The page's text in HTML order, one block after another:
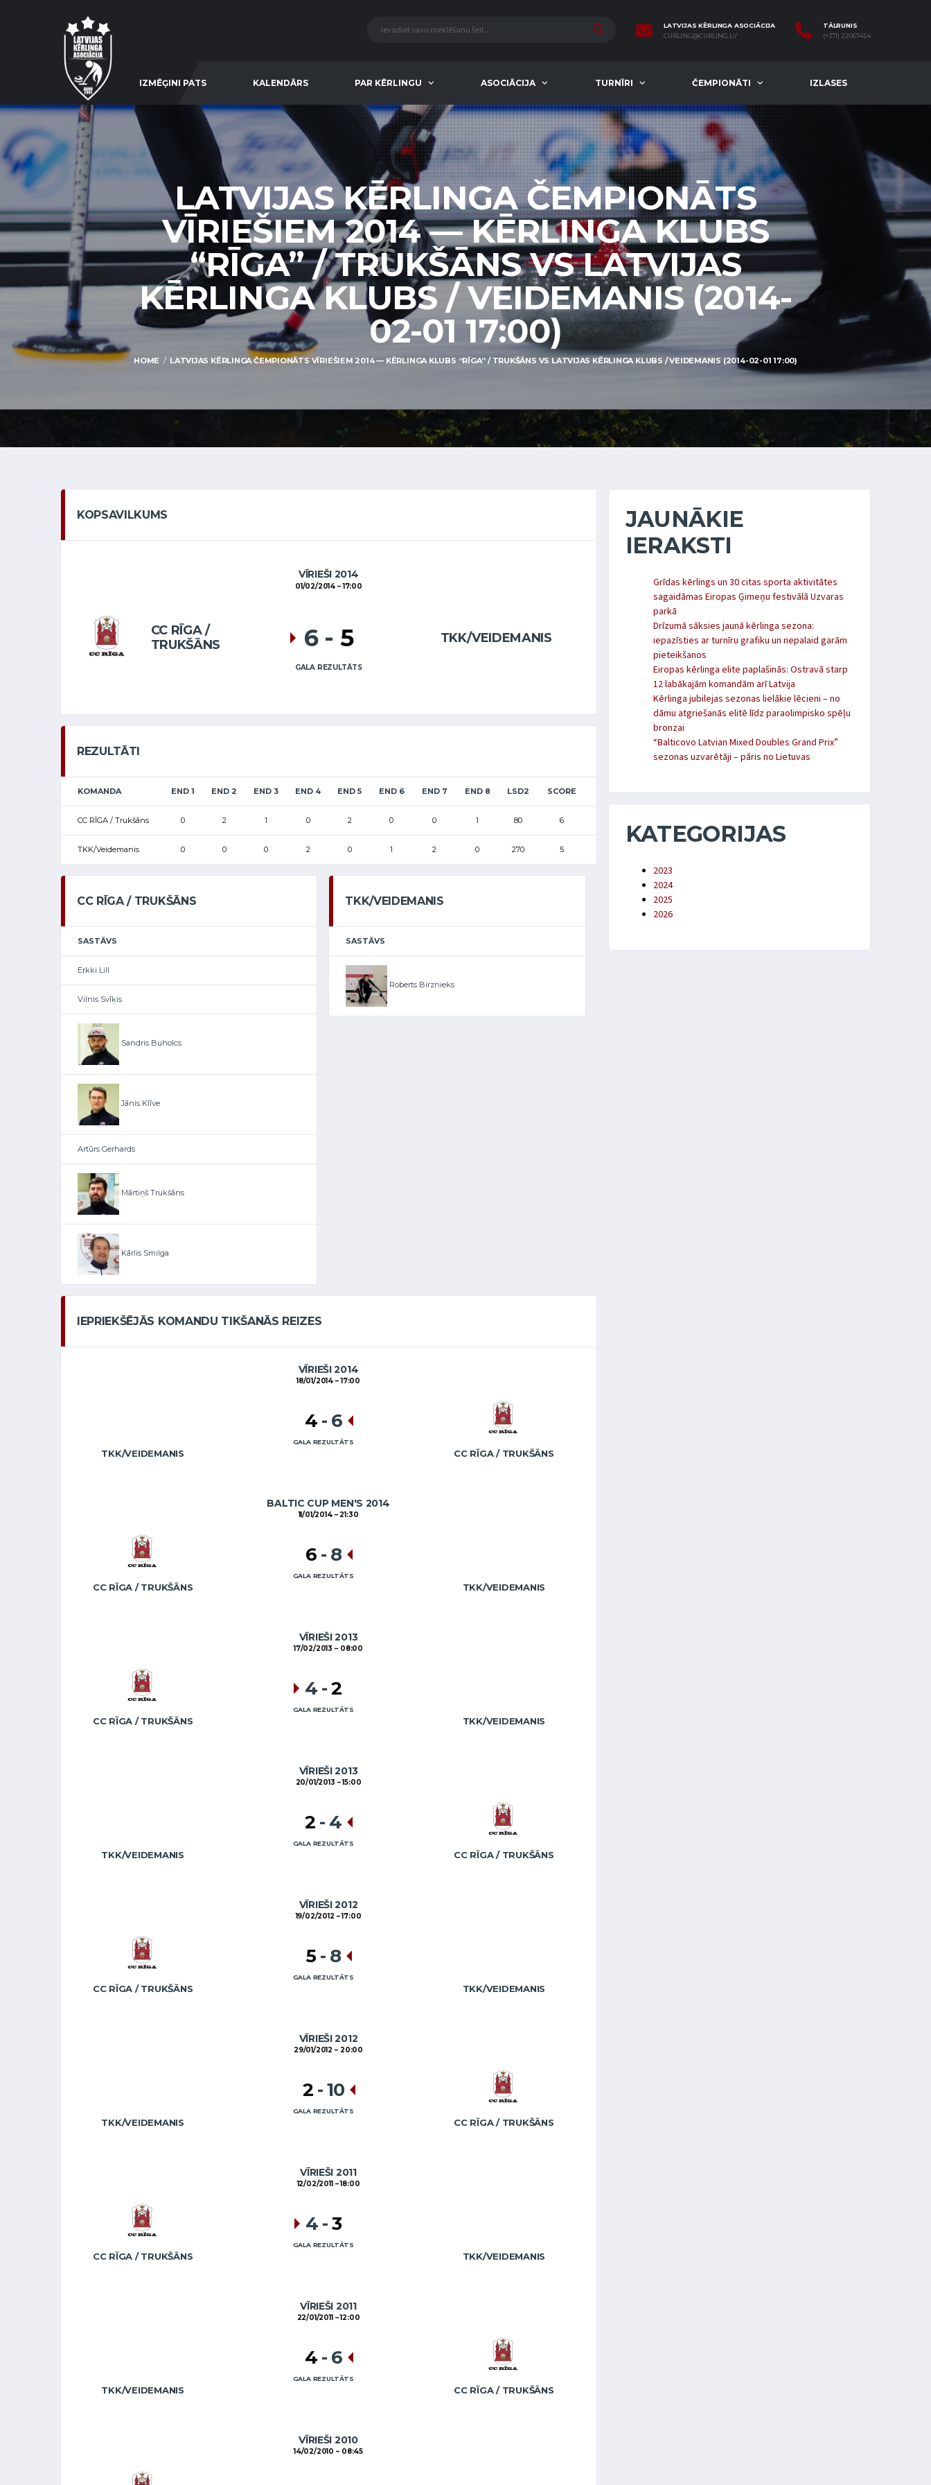
LATVIJAS KĒRLINGA ASOCIĀCIJA
CURLING@CURLING.LV
TĀLRUNIS
(+371) 22067454
IZMĒĢINI PATS KALENDĀRS PAR KĒRLINGU ASOCIĀCIJA TURNĪRI ČEMPIONĀTI IZLASES
LATVIJAS KĒRLINGA ČEMPIONĀTS
VĪRIEŠIEM 2014 — KĒRLINGA KLUBS
“RĪGA” / TRUKŠĀNS VS LATVIJAS
KĒRLINGA KLUBS / VEIDEMANIS (2014-
02-01 17:00)
HOME LATVIJAS KĒRLINGA ČEMPIONĀTS VĪRIEŠIEM 2014 — KĒRLINGA KLUBS “RĪGA” / TRUKŠĀNS VS LATVIJAS KĒRLINGA KLUBS / VEIDEMANIS (2014-02-01 17:00)
KOPSAVILKUMS
VĪRIEŠI 2014
01/02/2014 17:00
CC RĪGA /
TRUKŠĀNS
TKK/VEIDEMANIS
6 - 5
GALA REZULTĀTS
REZULTĀTI
KOMANDA END 1 END 2 END 3 END 4 END 5 END 6 END 7 END 8 LSD2 SCORE
CC RĪGA / Trukšāns 0 2 1 0 2 0 0 1 80 6
TKK/Veidemanis 0 0 0 2 0 1 2 0 270 5
CC RĪGA / TRUKŠĀNS
SASTĀVS
Erkki Lill
Vilnis Svīķis
Sandris Buholcs
Jānis Klīve
Artūrs Gerhards
Mārtiņš Trukšāns
Kārlis Smilga
TKK/VEIDEMANIS
SASTĀVS
Roberts Birznieks
IEPRIEKŠĒJĀS KOMANDU TIKŠANĀS REIZES
VĪRIEŠI 2014
18/01/2014 17:00
TKK/VEIDEMANIS CC RĪGA / TRUKŠĀNS
4 - 6
GALA REZULTĀTS
BALTIC CUP MEN'S 2014
11/01/2014 21:30
CC RĪGA / TRUKŠĀNS TKK/VEIDEMANIS
6 - 8
GALA REZULTĀTS
VĪRIEŠI 2013
17/02/2013 08:00
CC RĪGA / TRUKŠĀNS TKK/VEIDEMANIS
4 -2
GALA REZULTĀTS
VĪRIEŠI 2013
20/01/2013 15:00
TKK/VEIDEMANIS CC RĪGA / TRUKŠĀNS
2 - 4
GALA REZULTĀTS
VĪRIEŠI 2012
19/02/2012 17:00
CC RĪGA / TRUKŠĀNS TKK/VEIDEMANIS
5 - 8
GALA REZULTĀTS
VĪRIEŠI 2012
29/01/2012 20:00
TKK/VEIDEMANIS CC RĪGA / TRUKŠĀNS
2 -10
GALA REZULTĀTS
VĪRIEŠI 2011
12/02/2011 18:00
CC RĪGA / TRUKŠĀNS TKK/VEIDEMANIS
4 -3
GALA REZULTĀTS
VĪRIEŠI 2011
22/01/2011 12:00
TKK/VEIDEMANIS CC RĪGA / TRUKŠĀNS
4 - 6
GALA REZULTĀTS
VĪRIEŠI 2010
14/02/2010 08:45
JAUNĀKIE
IERAKSTI
Grīdas kērlings un 30 citas sporta aktivitātes
sagaidāmas Eiropas Ģimeņu festivālā Uzvaras
parkā
Drīzumā sāksies jaunā kērlinga sezona:
iepazīsties ar turnīru grafiku un nepalaid garām
pieteikšanos
Eiropas kērlinga elite paplašinās: Ostravā starp
12 labākajām komandām arī Latvija
Kērlinga jubilejas sezonas lielākie lēcieni – no
dāmu atgriešanās elitē līdz paraolimpisko spēļu
bronzai
“Balticovo Latvian Mixed Doubles Grand Prix”
sezonas uzvarētāji – pāris no Lietuvas
KATEGORIJAS
2023
2024
2025
2026